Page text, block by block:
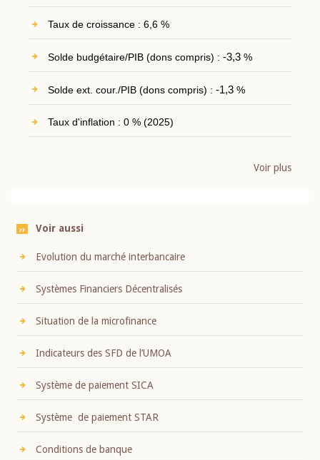
Taux de croissance : 6,6 %
Solde budgétaire/PIB (dons compris) : -3,3%
Solde ext. cour./PIB (dons compris) : -1,3%
Taux d'inflation : 0 % (2025)
Voir plus
Voir aussi
Evolution du marché interbancaire
Systèmes Financiers Décentralisés
Situation de la microfinance
Indicateurs des SFD de l’UMOA
Système de paiement SICA
Système de paiement STAR
Conditions de banque